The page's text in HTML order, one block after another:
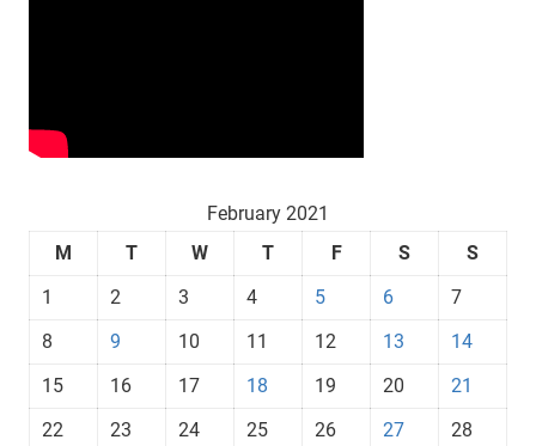
February 2021
M
T W T F S
S
1
2 3 4 5 6
7
8
9 10 11 12 13
14
15
16 17 18 19 20
21
22
23 24 25 26 27 28